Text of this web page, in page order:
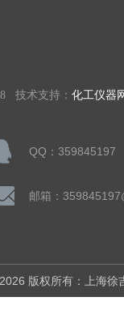
技术支持： 化工仪器
QQ：359845197
邮箱：
版权所有：上海